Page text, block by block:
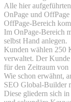
Alle hier
OnPage und
OffPage-Bereich
Im OnPage-Bereich
selbst Hand anlegen.
Kunden wählen 250
verwaltet. Der Kunde
für den Zeitraum von
Wie schon erwähnt,
SEO Global-Builder
Diese gliedern sich